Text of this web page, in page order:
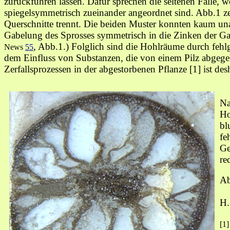
spiegelsymmetrisch zueinander angeordnet sind.
Querschnitte trennt. Die beiden Muster konnten kaum
Gabelung des Sprosses symmetrisch in die Zinken der
News 55, Abb.1.) Folglich sind die Hohlräume durch
dem Einfluss von Substanzen, die von einem Pilz
Zerfallsprozessen in der abgestorbenen Pflanze [1] ist